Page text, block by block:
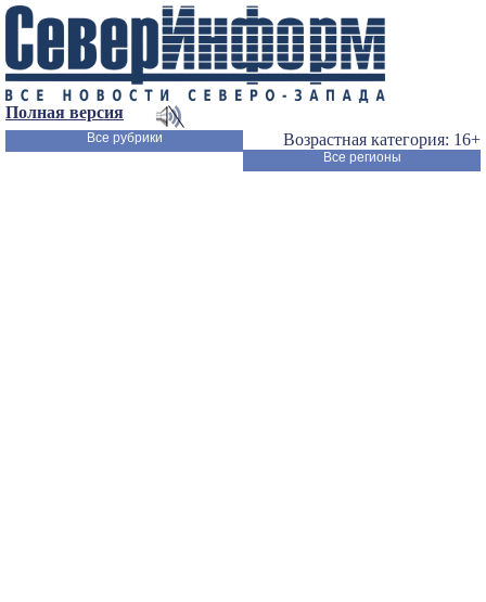
Полная версия
Возрастная категория: 16+
Все рубрики
Все регионы